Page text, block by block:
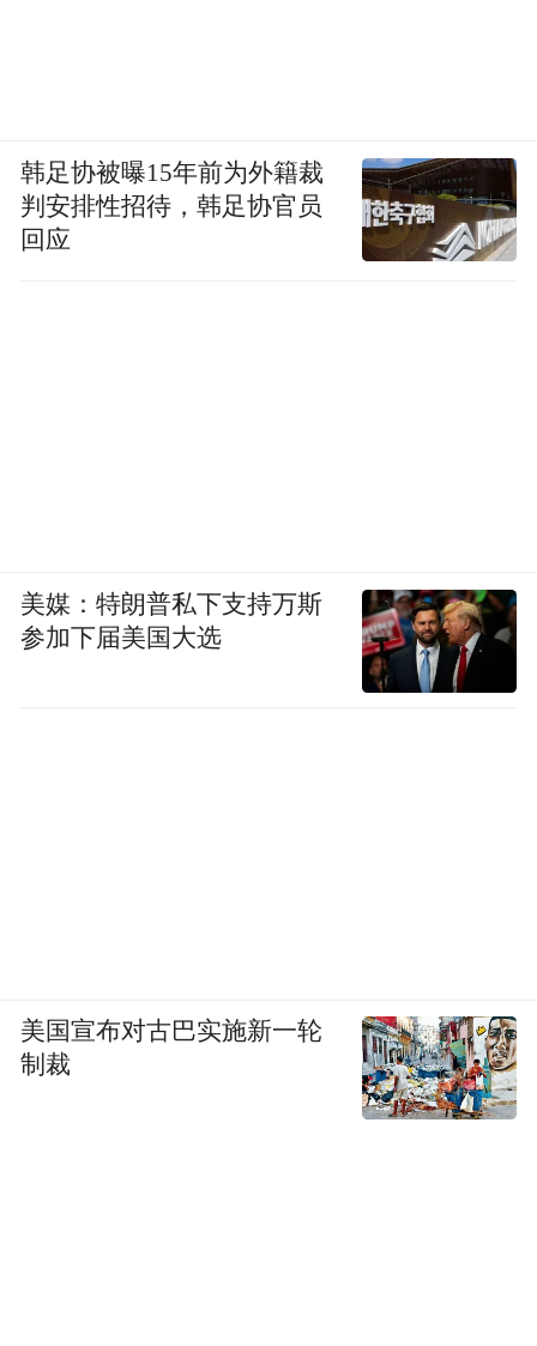
韩足协被曝15年前为外籍裁
判安排性招待，韩足协官员
回应
美媒：特朗普私下支持万斯
参加下届美国大选
美国宣布对古巴实施新一轮
制裁